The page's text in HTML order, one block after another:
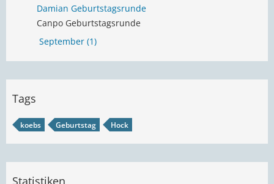
Damian Geburtstagsrunde
Canpo Geburtstagsrunde
September (1)
Tags
koebs Geburtstag Hock
Statistiken